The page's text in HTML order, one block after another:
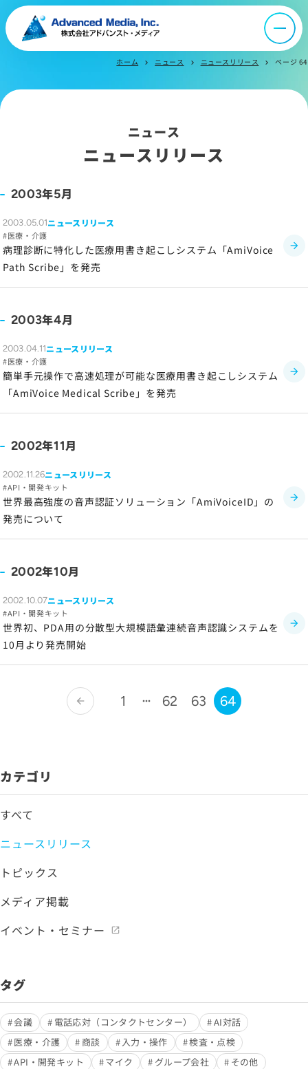
会社案内
IR情報
よくあるご質問
お問い合わせ
サイトマップ
サイトのご利用について
ソーシャルメディアポリシー
労働者派遣事業に関わる情報
メールマガジン
ホーム chevron_right ニュース chevron_right ニュースリリース chevron_right ページ 64
ニュース
ニュースリリース
2003年5月
2003.05.01ニュースリリース
医療・介護
病理診断に特化した医療用書き起こしシステム「AmiVoice
Path Scribe」を発売
2003年4月
2003.04.11ニュースリリース
医療・介護
簡単手元操作で高速処理が可能な医療用書き起こしシステム
「AmiVoice Medical Scribe」を発売
2002年11月
2002.11.26ニュースリリース
API・開発キット
世界最高強度の音声認証ソリューション「AmiVoiceID」の
発売について
2002年10月
2002.10.07ニュースリリース
API・開発キット
世界初、PDA用の分散型大規模語彙連続音声認識システムを
10月より発売開始
arrow_back 1 62 63 64
カテゴリ
すべて
ニュースリリース
トピックス
メディア掲載
イベント・セミナー
タグ
会議 電話応対（コンタクトセンター）
AI対話
医療・介護
商談 入力・操作
検査・点検
API・開発キット
マイク グループ会社
その他